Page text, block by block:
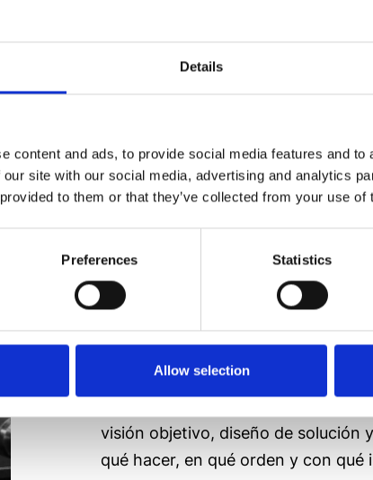
Details
content and ads, to provide social media features and
site with our social media, advertising and analytics
to them or that they’ve collected from your use of
Preferences Statistics
Allow selection
En la mayoría de compañías el
clara, viable y priorizada. WAM
visión objetivo, diseño de solución
qué hacer, en qué orden y con qué